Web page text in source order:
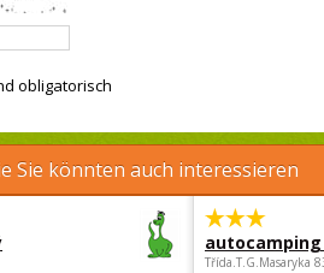
obligatorisch
Sie könnten auch interessieren
autocamping
Třída.T.G.Masaryka